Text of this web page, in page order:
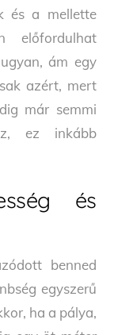
és a mellette
előfordulhat
ám egy
azért, mert
már semmi
ez inkább
és
benned
egyszerű
ha a pálya,